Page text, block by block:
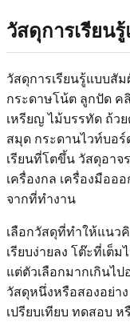
วัสดุการเรียน
วัสดุการเรียนรู้แบบสั
กระดาษโน้ต ลูกปัด ค
เหรียญ ไม้บรรทัด ถ้ว
สมุด กระดานไวท์บอ
เรียนที่โตขึ้น วัสดุอา
เครื่องกล เครื่องมือ
จากที่ทำงาน
เลือกวัสดุที่ทำให้แนว
เรียบง่ายลง โต๊ะที่เต็
แต่ตัวเลือกมากเกินไป
วัสดุหนึ่งหรือสองอย่า
เปรียบเทียบ ทดสอบ